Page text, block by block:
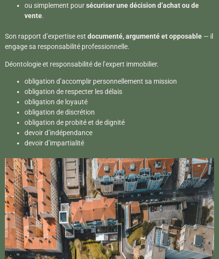
ou simplement poursécuriser une décision d’achat ou de
vente.
Son rapport d’expertise est documenté, argumenté et opposable — il
engage sa responsabilité professionnelle.
Déontologie et responsabilité de l’expert immobilier.
obligation d’accomplir personnellement sa mission
obligation de respecter les délais
obligation de loyauté
obligation de discrétion
obligation de probité et de dignité
devoir d’indépendance
devoir d’impartialité